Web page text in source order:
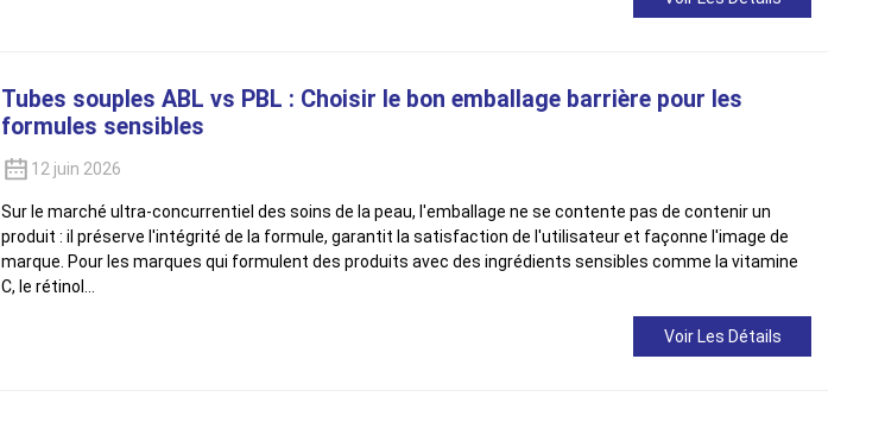
Tubes souples ABL vs PBL : Choisir le bon emballage barrière pour les
formules sensibles
12 juin 2026
Sur le marché ultra-concurrentiel des soins de la peau, l'emballage ne se contente pas de contenir un
produit : il préserve l'intégrité de la formule, garantit la satisfaction de l'utilisateur et façonne l'image de
marque. Pour les marques qui formulent des produits avec des ingrédients sensibles comme la vitamine
C, le rétinol…
Voir Les Détails